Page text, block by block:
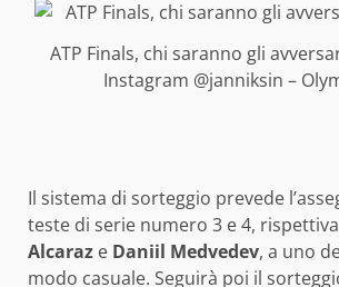
ATP Finals, chi saranno gli
Instagram @janniksin –
Il sistema di sorteggio prevede
teste di serie numero 3 e 4,
Alcaraz e Daniil Medvedev, a uno
modo casuale. Seguirà poi il